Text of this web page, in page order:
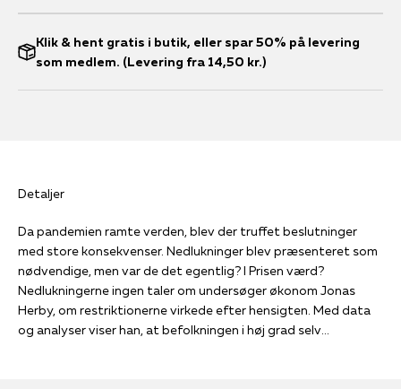
Klik & hent gratis i butik, eller spar 50% på levering
som medlem. (Levering fra 14,50 kr.)
Detaljer
Da pandemien ramte verden, blev der truffet beslutninger
med store konsekvenser. Nedlukninger blev præsenteret som
nødvendige, men var de det egentlig? I Prisen værd?
Nedlukningerne ingen taler om undersøger økonom Jonas
Herby, om restriktionerne virkede efter hensigten. Med data
og analyser viser han, at befolkningen i høj grad selv